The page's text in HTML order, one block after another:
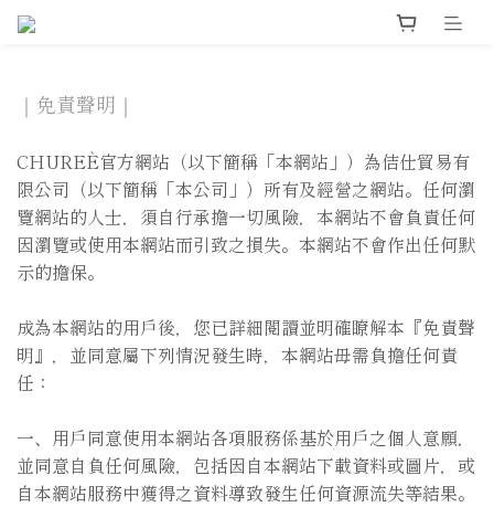
｜免責聲明｜
CHUREÈ官方網站（以下簡稱「本網站」）為佶仕貿易有
限公司（以下簡稱「本公司」）所有及經營之網站。任何瀏
覽網站的人士，須自行承擔一切風險，本網站不會負責任何
因瀏覽或使用本網站而引致之損失。本網站不會作出任何默
示的擔保。
成為本網站的用戶後，您已詳細閱讀並明確瞭解本『免責聲
明』，並同意屬下列情況發生時，本網站毋需負擔任何責
任：
一、用戶同意使用本網站各項服務係基於用戶之個人意願，
並同意自負任何風險，包括因自本網站下載資料或圖片，或
自本網站服務中獲得之資料導致發生任何資源流失等結果。